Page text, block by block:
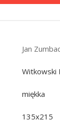
Jan
Witkowski
miękka
135x215